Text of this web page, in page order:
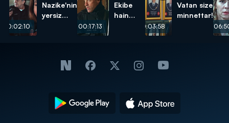
00:02:10
Nazike'nin
yersiz
00:17:13
Ekibe
hain
00:03:58
Vatan size
minnettar!